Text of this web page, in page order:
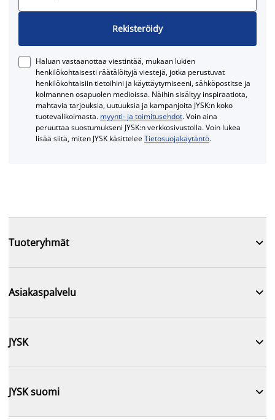
Rekisteröidy
Haluan vastaanottaa viestintää, mukaan lukien
henkilökohtaisesti räätälöityjä viestejä, jotka perustuvat
henkilökohtaisiin tietoihini ja käyttäytymiseeni, sähköpostitse ja
kolmannen osapuolen medioissa. Näihin sisältyy inspiraatiota,
mahtavia tarjouksia, uutuuksia ja kampanjoita JYSK:n koko
tuotevalikoimasta. myynti- ja toimitusehdot. Voin aina
peruuttaa suostumukseni JYSK:n verkkosivustolla. Voin lukea
lisää siitä, miten JYSK käsitteleeTietosuojakäytäntö.
Tuoteryhmät 
Asiakaspalvelu 
JYSK 
JYSK suomi 